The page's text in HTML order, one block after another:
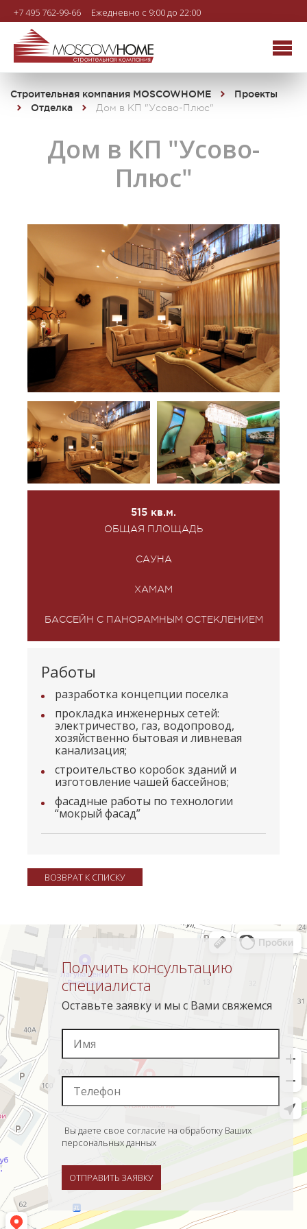
+7 495 762-99-66 Ежедневно с 9:00 до 22:00
Строительная компания MOSCOWHOME
Проекты
Отделка
Дом в КП "Усово-Плюс"
Дом в КП "Усово-
Плюс"
515 кв.м.
ОБЩАЯ ПЛОЩАДЬ
САУНА
ХАМАМ
БАССЕЙН С ПАНОРАМНЫМ ОСТЕКЛЕНИЕМ
Работы
разработка концепции поселка
прокладка инженерных сетей:
электричество, газ, водопровод,
хозяйственно бытовая и ливневая
канализация;
строительство коробок зданий и
изготовление чашей бассейнов;
фасадные работы по технологии
“мокрый фасад”
ВОЗВРАТ К СПИСКУ
Получить консультацию
специалиста
Оставьте заявку и мы с Вами свяжемся
Вы даете свое согласие на обработку Ваших
персональных данных
ОТПРАВИТЬ ЗАЯВКУ